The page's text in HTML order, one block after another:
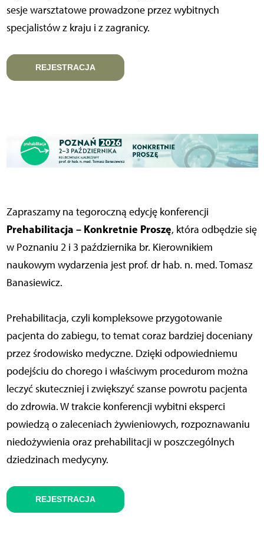
sesje warsztatowe prowadzone przez wybitnych
specjalistów z kraju i z zagranicy.
REJESTRACJA
Zapraszamy na tegoroczną edycję konferencji
Prehabilitacja – Konkretnie Proszę, która odbędzie się
w Poznaniu 2 i 3 października br. Kierownikiem
naukowym wydarzenia jest prof. dr hab. n. med. Tomasz
Banasiewicz.
Prehabilitacja, czyli kompleksowe przygotowanie
pacjenta do zabiegu, to temat coraz bardziej doceniany
przez środowisko medyczne. Dzięki odpowiedniemu
podejściu do chorego i właściwym procedurom można
leczyć skuteczniej i zwiększyć szanse powrotu pacjenta
do zdrowia. W trakcie konferencji wybitni eksperci
powiedzą o zaleceniach żywieniowych, rozpoznawaniu
niedożywienia oraz prehabilitacji w poszczególnych
dziedzinach medycyny.
REJESTRACJA